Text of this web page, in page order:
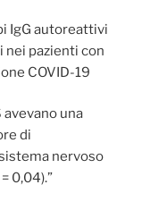
IgG autoreattivi
pazienti con
COVID-19
una
di
nervoso
0,04).”